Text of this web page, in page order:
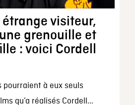
visiteur,
grenouille et
: voici Cordell
pourraient à eux seuls
qu’a réalisés Cordell...